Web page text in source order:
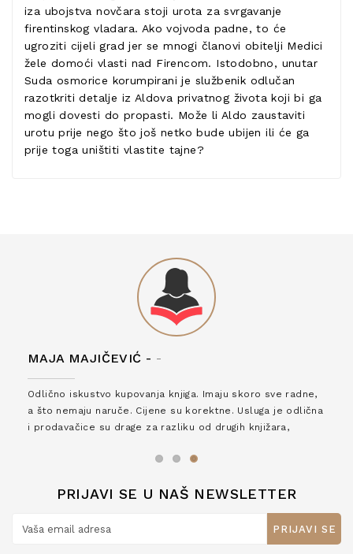
iza ubojstva novčara stoji urota za svrgavanje
firentinskog vladara. Ako vojvoda padne, to će
ugroziti cijeli grad jer se mnogi članovi obitelji Medici
žele domoći vlasti nad Firencom. Istodobno, unutar
Suda osmorice korumpirani je službenik odlučan
razotkriti detalje iz Aldova privatnog života koji bi ga
mogli dovesti do propasti. Može li Aldo zaustaviti
urotu prije nego što još netko bude ubijen ili će ga
prije toga uništiti vlastite tajne?
MAJA MAJIČEVIĆ - -
Odlično iskustvo kupovanja knjiga. Imaju skoro sve radne,
a što nemaju naruče. Cijene su korektne. Usluga je odlična
i prodavačice su drage za razliku od drugih knjižara,
PRIJAVI SE U NAŠ NEWSLETTER
PRIJAVI SE